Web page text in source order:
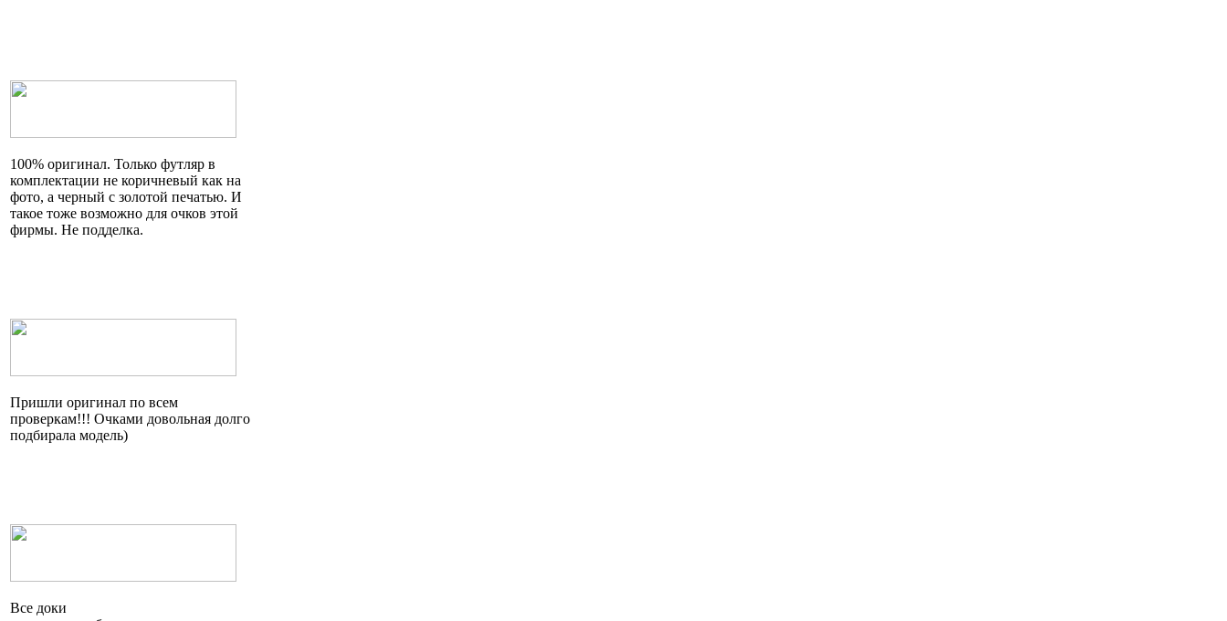
100% оригинал. Только футляр в
комплектации не коричневый как на
фото, а черный с золотой печатью. И
такое тоже возможно для очков этой
фирмы. Не подделка.
Пришли оригинал по всем
проверкам!!! Очками довольная долго
подбирала модель)
Все доки